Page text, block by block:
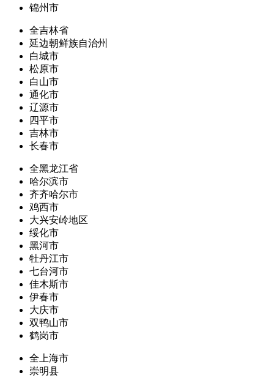
锦州市
全吉林省
延边朝鲜族自治州
白城市
松原市
白山市
通化市
辽源市
四平市
吉林市
长春市
全黑龙江省
哈尔滨市
齐齐哈尔市
鸡西市
大兴安岭地区
绥化市
黑河市
牡丹江市
七台河市
佳木斯市
伊春市
大庆市
双鸭山市
鹤岗市
全上海市
崇明县